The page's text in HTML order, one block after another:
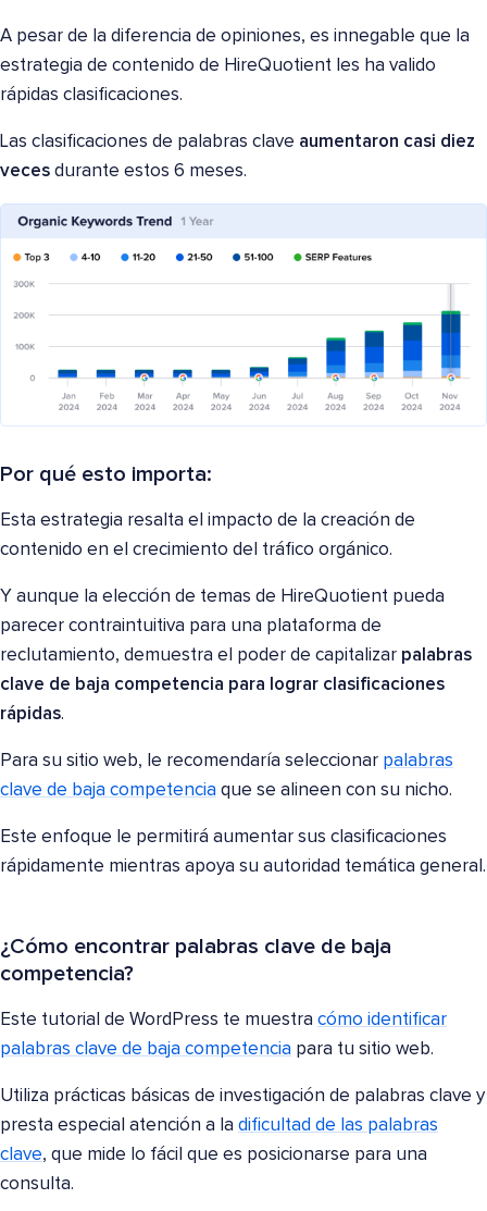
A pesar de la diferencia de opiniones, es innegable que la
estrategia de contenido de HireQuotient les ha valido
rápidas clasificaciones.
Las clasificaciones de palabras clave aumentaron casi diez
veces durante estos 6 meses.
Por qué esto importa:
Esta estrategia resalta el impacto de la creación de
contenido en el crecimiento del tráfico orgánico.
Y aunque la elección de temas de HireQuotient pueda
parecer contraintuitiva para una plataforma de
reclutamiento, demuestra el poder de capitalizar palabras
clave de baja competencia para lograr clasificaciones
rápidas.
Para su sitio web, le recomendaría seleccionar palabras
clave de baja competencia que se alineen con su nicho.
Este enfoque le permitirá aumentar sus clasificaciones
rápidamente mientras apoya su autoridad temática general.
¿Cómo encontrar palabras clave de baja
competencia?
Este tutorial de WordPress te muestra cómo identificar
palabras clave de baja competencia para tu sitio web.
Utiliza prácticas básicas de investigación de palabras clave y
presta especial atención a la dificultad de las palabras
clave, que mide lo fácil que es posicionarse para una
consulta.